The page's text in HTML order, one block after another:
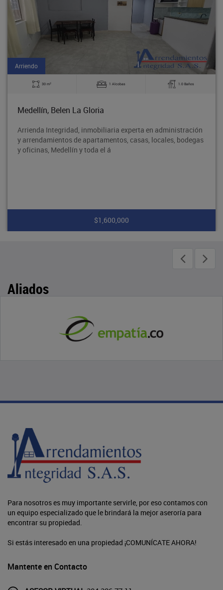
Arriendo
30 m2 1 Alcobas 1.0 Baños
Medellín, Belen La Gloria
Arrienda Integridad, inmobiliaria experta en administración
y arrendamientos de apartamentos, casas, locales, bodegas
y oficinas, Medellín y toda el á
$1,600,000
Aliados
Para nosotros es muy importante servirle, por eso contamos con
un equipo especializado que le brindará la mejor aseroría para
encontrar su propiedad.
Si estás interesado en una propiedad ¡COMUNÍCATE AHORA!
Mantente en Contacto